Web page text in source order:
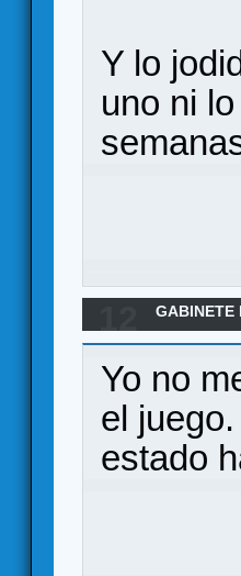
Y lo
uno ni
GABINETE
Silver City:
Yo no
el
estado